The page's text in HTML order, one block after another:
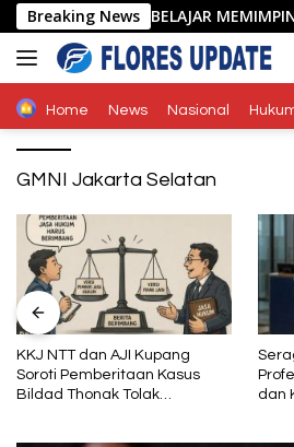
Langsung
ke
konten
Breaking News
SUDAH BELAJAR MEMIMPIN
Home News Nasional
GMNI Jakarta Selatan
KKJ NTT dan AJI Kupang
Soroti Pemberitaan Kasus
Bildad Thonak Tolak
dan